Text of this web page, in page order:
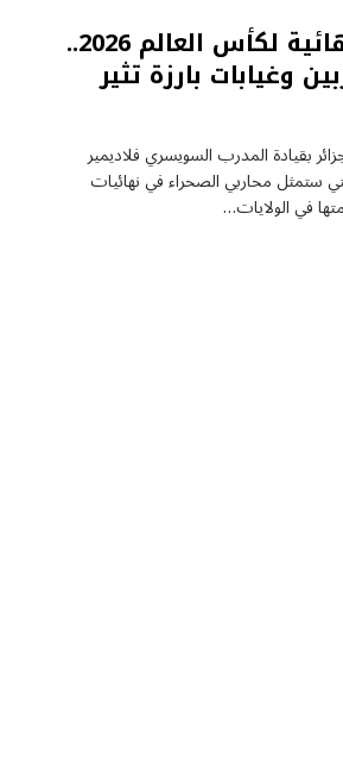
قائمة الجزائر النهائية لكأس العالم 2026..
وغيابات بارزة تثير
بقيادة المدرب السويسري فلاديمير
ستمثل محاربي الصحراء في نهائيات